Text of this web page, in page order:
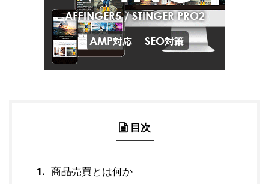
目次
商品売買とは何か